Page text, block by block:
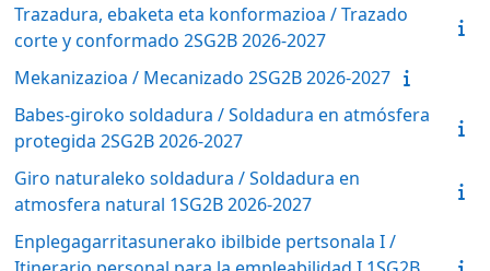
Trazadura, ebaketa eta konformazioa / Trazado
corte y conformado 2SG2B 2026-2027
Mekanizazioa / Mecanizado 2SG2B 2026-2027
Babes-giroko soldadura / Soldadura en atmósfera
protegida 2SG2B 2026-2027
Giro naturaleko soldadura / Soldadura en
atmosfera natural 1SG2B 2026-2027
Enplegagarritasunerako ibilbide pertsonala I /